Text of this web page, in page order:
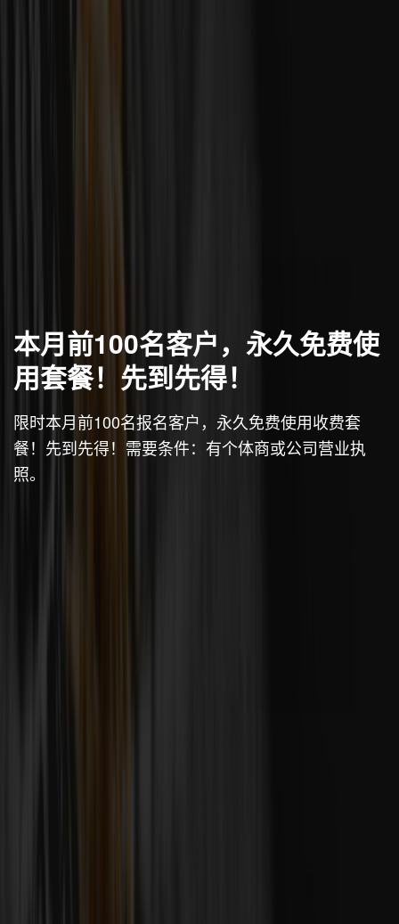
本月前100名客户，永久免费使
用套餐！先到先得！
限时本月前100名报名客户，永久免费使用收费套
餐！先到先得！需要条件：有个体商或公司营业执
照。